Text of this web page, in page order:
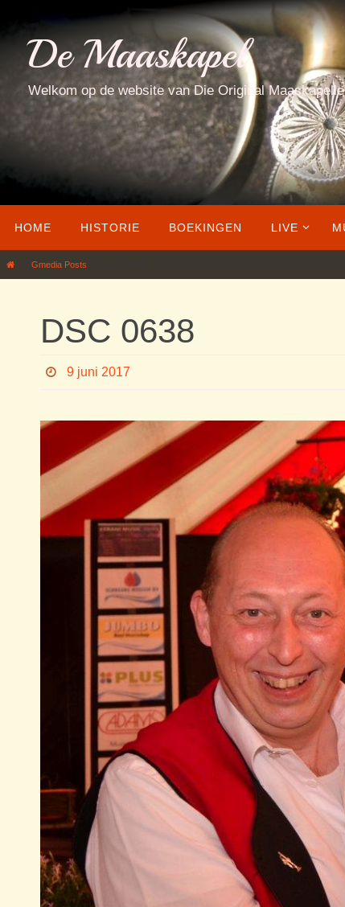
inhoudDe Maaskapel
Welkom op de website van Die Original Maaskapelle
naar
de
HOME HISTORIE BOEKINGEN LIVE
HomeGmedia Posts
DSC 0638
9 juni 2017